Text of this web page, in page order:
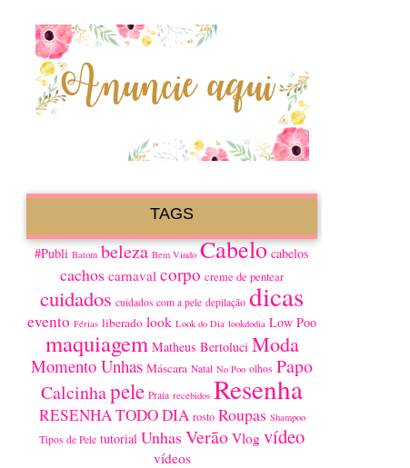
TAGS
#Publi Batom beleza Bem Vindo Cabelo cabelos
cachos carnaval corpo creme de pentear
cuidados cuidados com a pele depilação dicas
evento Férias liberado look Look do Dia lookdodia Low Poo
maquiagem Matheus Bertoluci Moda
Momento Unhas Máscara Natal No Poo olhos Papo
Calcinhapele Praia recebidos Resenha
RESENHA TODO DIA rosto Roupas Shampoo
Tipos de Pele tutorial Unhas Verão Vlog vídeo
vídeos